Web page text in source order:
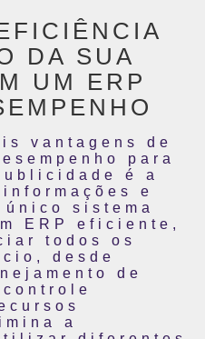
DA SUA
UM ERP
vantagens de
para
é a
e
único sistema
ERP eficiente,
todos os
desde
de
a